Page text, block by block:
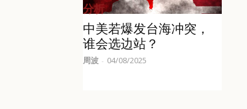
分析
中美若爆发台海冲突，
谁会选边站？
周波 - 04/08/2025